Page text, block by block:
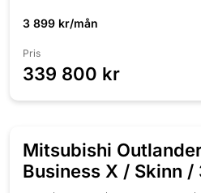
3 899 kr/mån
Pris
339 800 kr
Mitsubishi
Business X / Skinn /